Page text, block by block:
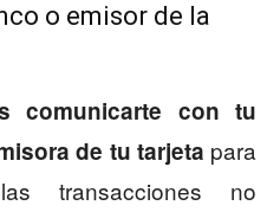
o emisor de la
comunicarte con tu
de tu tarjeta para
transacciones no